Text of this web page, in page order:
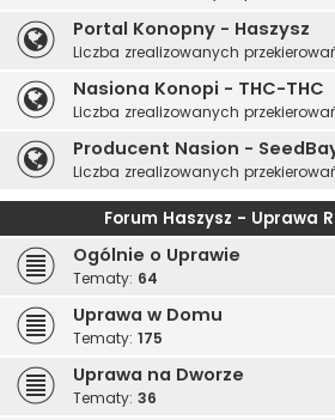
Portal Konopny - Haszysz
Liczba zrealizowanych
Nasiona Konopi - THC-THC
Liczba zrealizowanych
Producent Nasion -
Liczba zrealizowanych
Forum Haszysz - Uprawa
Ogólnie o Uprawie
Tematy: 64
Uprawa w Domu
Tematy: 175
Uprawa na Dworze
Tematy: 36